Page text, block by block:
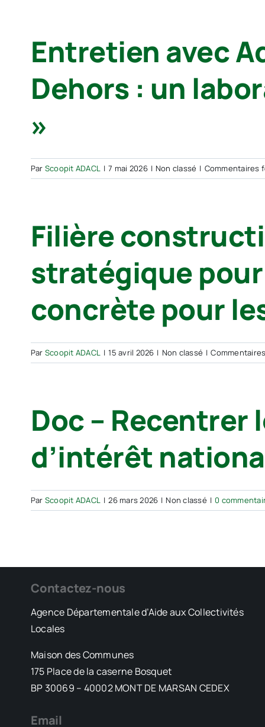
Entretien avec
Dehors : un
»
Par Scoopit ADACL | 7 mai 2026 | Non classé | Commentaires
Filière
stratégique
concrète pour
Par Scoopit ADACL | 15 avril 2026 | Non classé |
Doc – Recentrer
d’intérêt
Par Scoopit ADACL | 26 mars 2026 | Non classé | 0
Contactez-nous
Agence Départementale d’Aide aux Collectivités
Locales
Maison des Communes
175 Place de la caserne Bosquet
BP 30069 – 40002 MONT DE MARSAN CEDEX
Email